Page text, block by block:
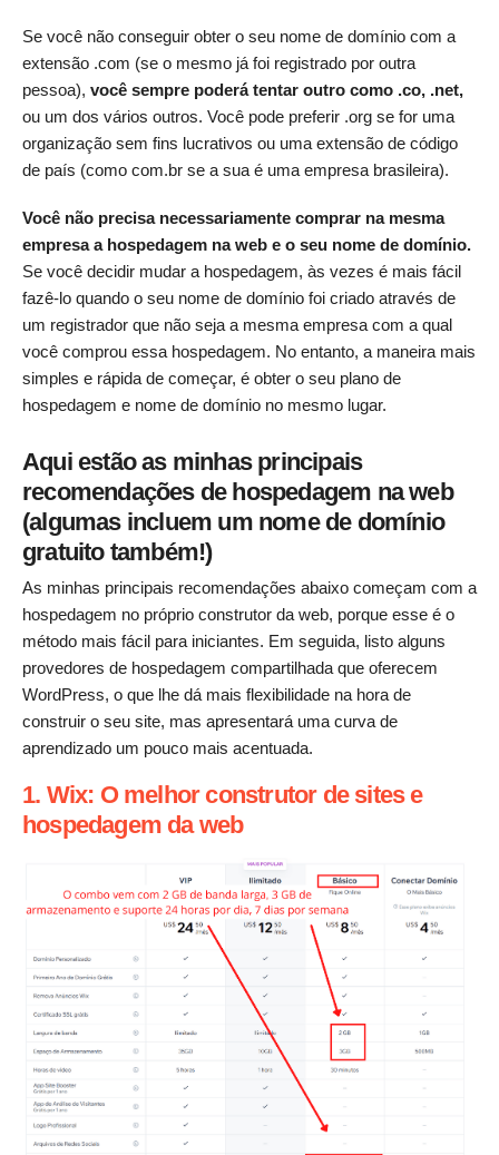
Se você não conseguir obter o seu nome de domínio com a
extensão .com (se o mesmo já foi registrado por outra
pessoa), você sempre poderá tentar outro como .co, .net,
ou um dos vários outros. Você pode preferir .org se for uma
organização sem fins lucrativos ou uma extensão de código
de país (como com.br se a sua é uma empresa brasileira).
Você não precisa necessariamente comprar na mesma
empresa a hospedagem na web e o seu nome de domínio.
Se você decidir mudar a hospedagem, às vezes é mais fácil
fazê-lo quando o seu nome de domínio foi criado através de
um registrador que não seja a mesma empresa com a qual
você comprou essa hospedagem. No entanto, a maneira mais
simples e rápida de começar, é obter o seu plano de
hospedagem e nome de domínio no mesmo lugar.
Aqui estão as minhas principais
recomendações de hospedagem na web
(algumas incluem um nome de domínio
gratuito também!)
As minhas principais recomendações abaixo começam com a
hospedagem no próprio construtor da web, porque esse é o
método mais fácil para iniciantes. Em seguida, listo alguns
provedores de hospedagem compartilhada que oferecem
WordPress, o que lhe dá mais flexibilidade na hora de
construir o seu site, mas apresentará uma curva de
aprendizado um pouco mais acentuada.
1. Wix: O melhor construtor de sites e
hospedagem da web